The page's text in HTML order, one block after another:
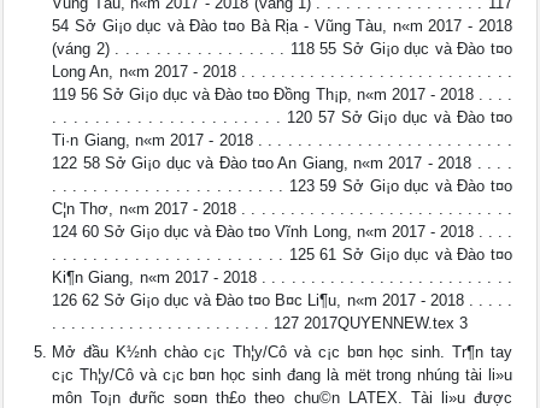
54 Sở Gi¡o dục và Đào t¤o Bà Rịa - Vũng Tàu, n«m 2017 - 2018
(váng 2) . . . . . . . . . . . . . . . . . 118 55 Sở Gi¡o dục và Đào t¤o
Long An, n«m 2017 - 2018 . . . . . . . . . . . . . . . . . . . . . . . . . . . .
119 56 Sở Gi¡o dục và Đào t¤o Đồng Th¡p, n«m 2017 - 2018 . . . .
. . . . . . . . . . . . . . . . . . . . . . 120 57 Sở Gi¡o dục và Đào t¤o
Ti·n Giang, n«m 2017 - 2018 . . . . . . . . . . . . . . . . . . . . . . . . . .
122 58 Sở Gi¡o dục và Đào t¤o An Giang, n«m 2017 - 2018 . . . .
. . . . . . . . . . . . . . . . . . . . . . . 123 59 Sở Gi¡o dục và Đào t¤o
C¦n Thơ, n«m 2017 - 2018 . . . . . . . . . . . . . . . . . . . . . . . . . . . .
124 60 Sở Gi¡o dục và Đào t¤o Vĩnh Long, n«m 2017 - 2018 . . . .
. . . . . . . . . . . . . . . . . . . . . . . 125 61 Sở Gi¡o dục và Đào t¤o
Ki¶n Giang, n«m 2017 - 2018 . . . . . . . . . . . . . . . . . . . . . . . . . .
126 62 Sở Gi¡o dục và Đào t¤o B¤c Li¶u, n«m 2017 - 2018 . . . . .
. . . . . . . . . . . . . . . . . . . . . . . 127 2017QUYENNEW.tex 3
Mở đầu K½nh chào c¡c Th¦y/Cô và c¡c b¤n học sinh. Tr¶n tay
c¡c Th¦y/Cô và c¡c b¤n học sinh đang là mët trong nhúng tài li»u
môn To¡n đưñc so¤n th£o theo chu©n LATEX. Tài li»u được